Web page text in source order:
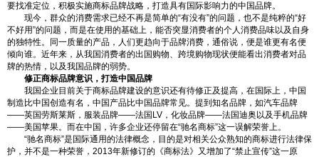
要找准定位，积极实施商标品牌战略，打造具有国际影响力的中国品牌。
现今，群众的消费需求已经不再是简单的“有没有”的问题，也不是纯粹的“好
不好用”的问题，而是在使用的基础上，能否突显消费者的个人消费品味以及自身
的独特性。同一质量的产品，人们更趋向于品牌消费，通俗说，便是谁更有名便
倾向谁。近年来，从我国消费者的出国购物、跨境购物现状便能看出消费者对品
牌的热情，以及我国品牌的弱势。
修正商标品牌意识，打造中国品牌
我国企业目前关于商标品牌建设的意识还有待修正及提高，在国际上，中国
制造比中国创造有名，中国产品比中国品牌常见。提到知名品牌，如汽车品牌
——英国劳斯莱斯，服装品牌——法国LV，化妆品牌——法国迪奥以及手机品牌
——美国苹果。而在中国，许多企业还停留在“驰名商标”这一误解荣誉上。
“驰名商标”是国际通用的法律概念，目的是对相关公众熟知的商标进行法律保
护，并不是一种荣誉，2013年新修订的《商标法》又增加了“禁止宣传”这一原